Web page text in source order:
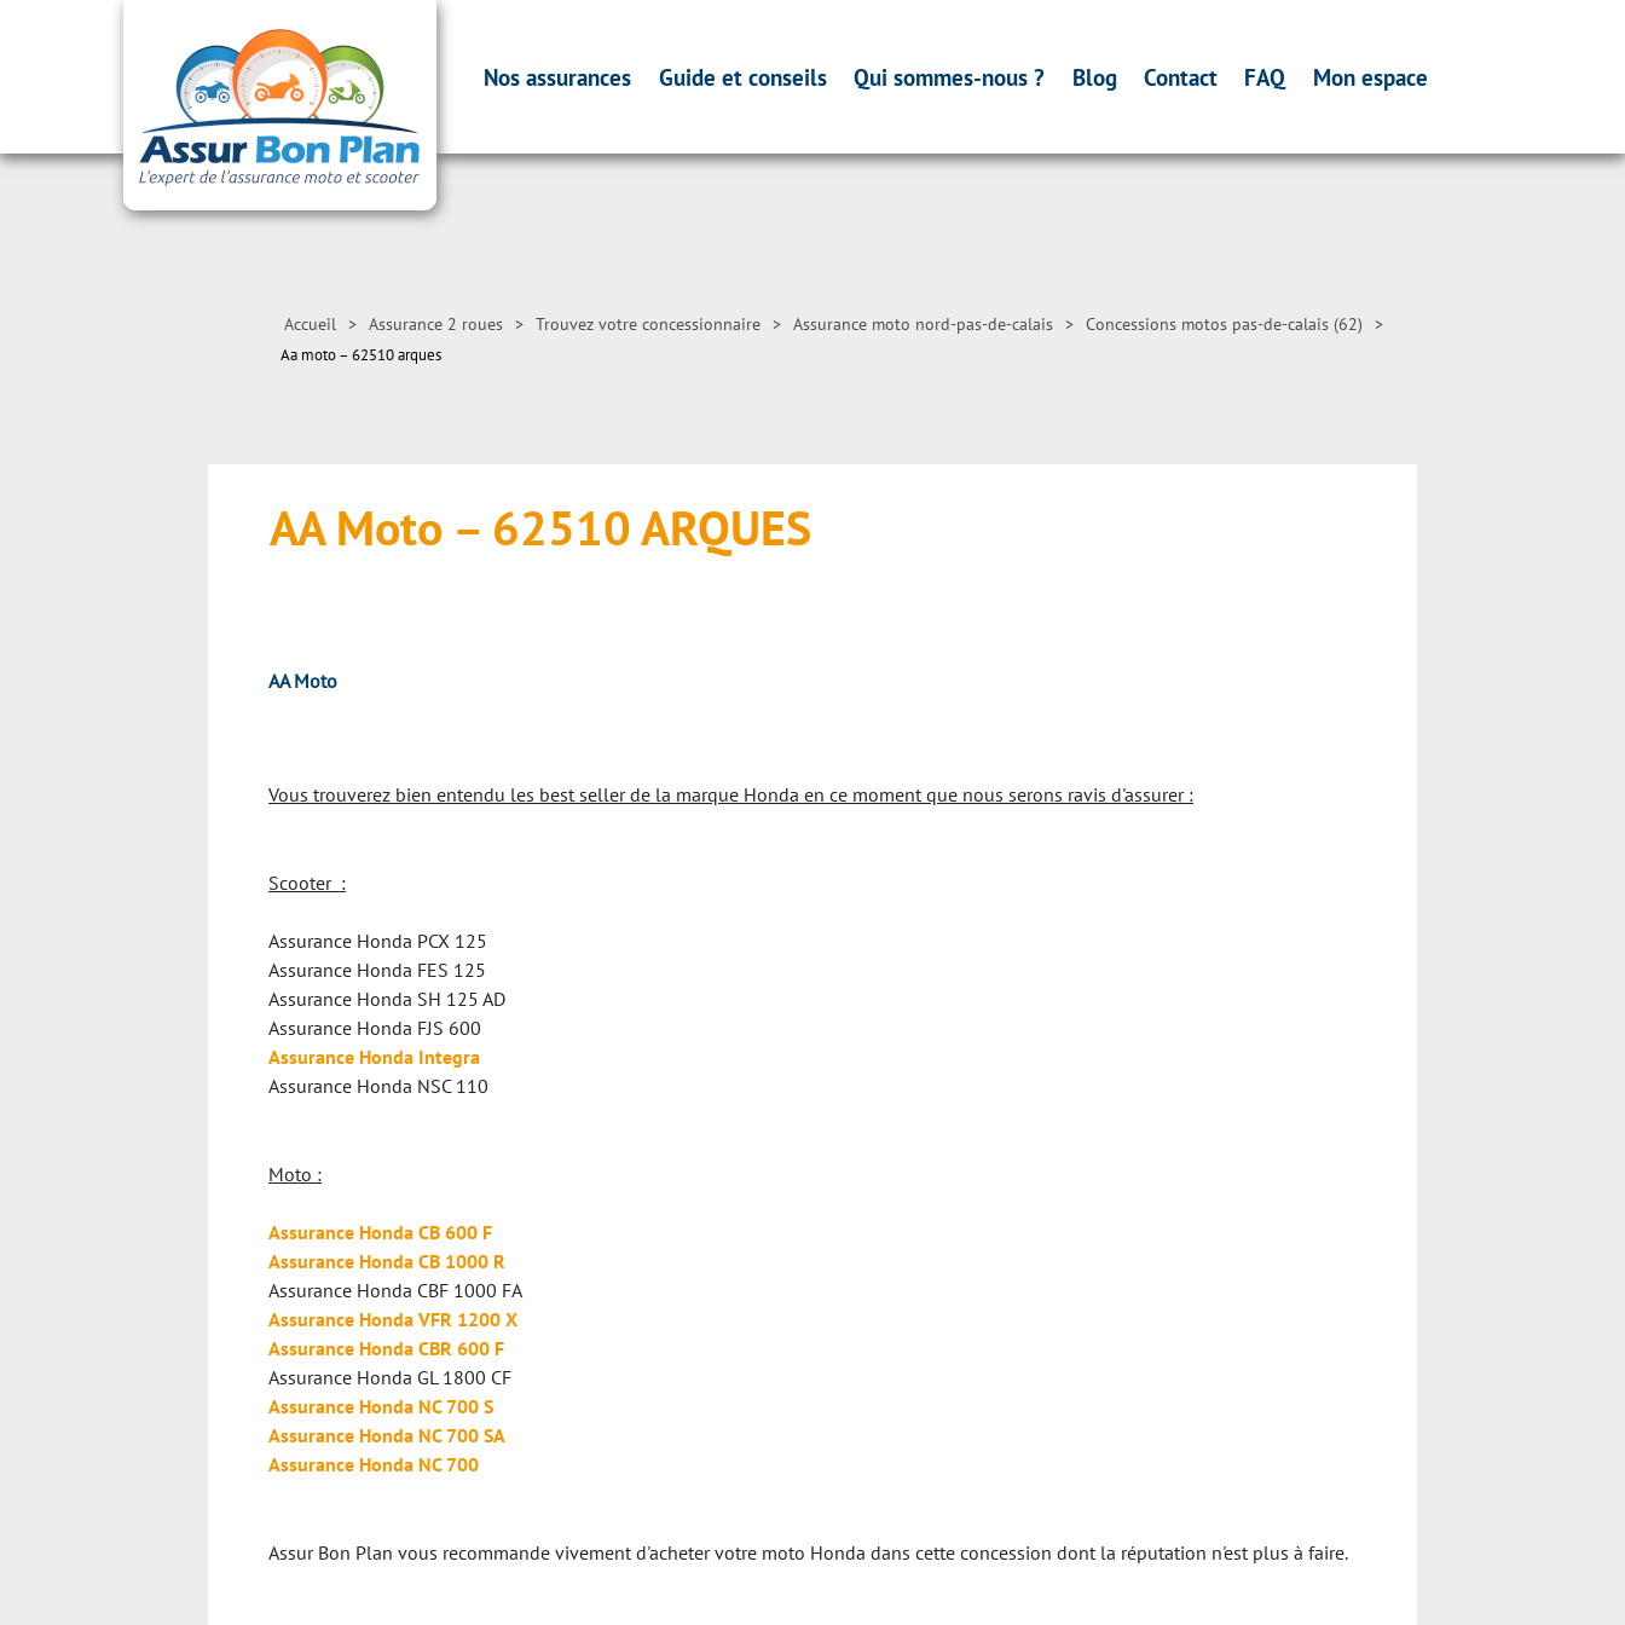
Nos assurances Guide et conseils Qui sommes-nous ? Blog Contact FAQ Mon espace
Accueil > Assurance 2 roues > Trouvez votre concessionnaire > Assurance moto nord-pas-de-calais > Concessions motos pas-de-calais (62) >
Aa moto – 62510 arques
AA Moto – 62510 ARQUES
AA Moto
Vous trouverez bien entendu les best seller de la marque Honda en ce moment que nous serons ravis d'assurer :
Scooter :
Assurance Honda PCX 125
Assurance Honda FES 125
Assurance Honda SH 125 AD
Assurance Honda FJS 600
Assurance Honda Integra
Assurance Honda NSC 110
Moto :
Assurance Honda CB 600 F
Assurance Honda CB 1000 R
Assurance Honda CBF 1000 FA
Assurance Honda VFR 1200 X
Assurance Honda CBR 600 F
Assurance Honda GL 1800 CF
Assurance Honda NC 700 S
Assurance Honda NC 700 SA
Assurance Honda NC 700
Assur Bon Plan vous recommande vivement d'acheter votre moto Honda dans cette concession dont la réputation n'est plus à faire.